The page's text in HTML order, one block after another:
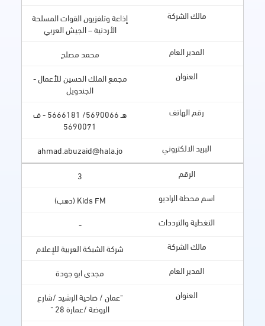
إذاعة وتلفزيون القوات المسلحة
الأردنية – الجيش العربي
محمد مصلح
مجمع الملك الحسين للأعمال -
الجندويل
هـ 5690066/ 5666181 - ف
5690071
ahmad.abuzaid@hala.jo
3
Kids FM (دهب)
-
شركة الشبكة العربية للإعلام
مجدي ابو جودة
"عمان / ضاحية الرشيد /شارع
الروضة /عمارة 28 "